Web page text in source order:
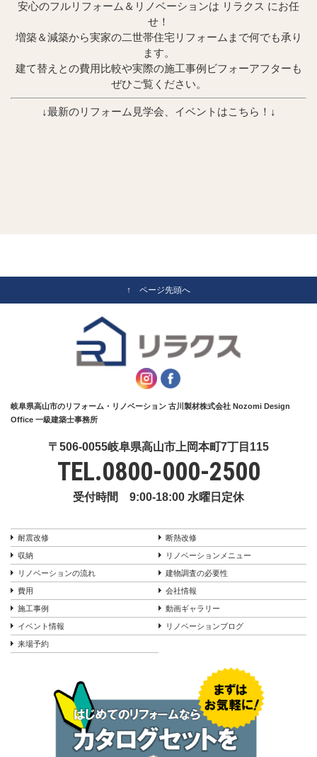
安心のフルリフォーム＆リノベーションは リラクス にお任
せ！
増築＆減築から実家の二世帯住宅リフォームまで何でも承り
ます。
建て替えとの費用比較や実際の施工事例ビフォーアフターも
ぜひご覧ください。
↓最新のリフォーム見学会、イベントはこちら！↓
↑ ページ先頭へ
岐阜県高山市のリフォーム・リノベーション 古川製材株式会社 Nozomi Design
Office 一級建築士事務所
〒506-0055岐阜県高山市上岡本町7丁目115
TEL.0800-000-2500
受付時間 9:00-18:00 水曜日定休
耐震改修 断熱改修
収納 リノベーションメニュー
リノベーションの流れ 建物調査の必要性
費用 会社情報
施工事例 動画ギャラリー
イベント情報 リノベーションブログ
来場予約